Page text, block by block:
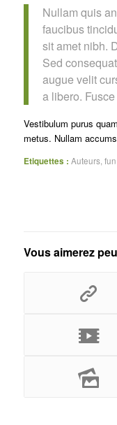
Nullam quis
faucibus
sit amet nibh.
Sed
augue velit
a libero.
Vestibulum purus
metus. Nullam
Etiquettes : Auteurs, fun
Vous aimerez